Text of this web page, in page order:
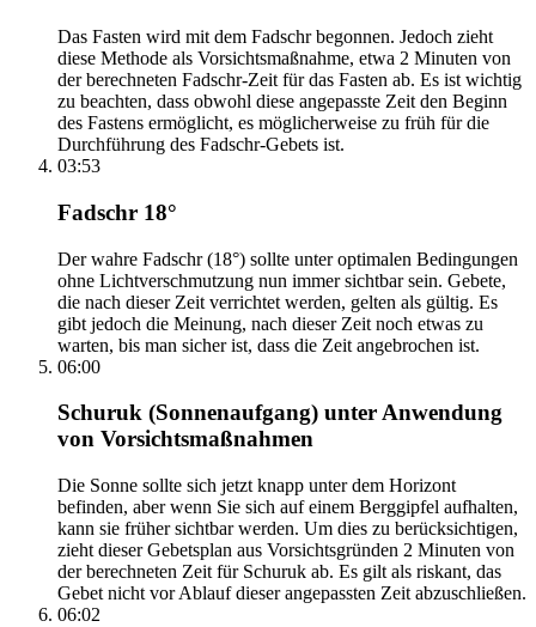
Das Fasten wird mit dem Fadschr begonnen. Jedoch zieht
diese Methode als Vorsichtsmaßnahme, etwa 2 Minuten von
der berechneten Fadschr-Zeit für das Fasten ab. Es ist wichtig
zu beachten, dass obwohl diese angepasste Zeit den Beginn
des Fastens ermöglicht, es möglicherweise zu früh für die
Durchführung des Fadschr-Gebets ist.
03:53
Fadschr 18°
Der wahre Fadschr (18°) sollte unter optimalen Bedingungen
ohne Lichtverschmutzung nun immer sichtbar sein. Gebete,
die nach dieser Zeit verrichtet werden, gelten als gültig. Es
gibt jedoch die Meinung, nach dieser Zeit noch etwas zu
warten, bis man sicher ist, dass die Zeit angebrochen ist.
06:00
Schuruk (Sonnenaufgang) unter Anwendung
von Vorsichtsmaßnahmen
Die Sonne sollte sich jetzt knapp unter dem Horizont
befinden, aber wenn Sie sich auf einem Berggipfel aufhalten,
kann sie früher sichtbar werden. Um dies zu berücksichtigen,
zieht dieser Gebetsplan aus Vorsichtsgründen 2 Minuten von
der berechneten Zeit für Schuruk ab. Es gilt als riskant, das
Gebet nicht vor Ablauf dieser angepassten Zeit abzuschließen.
06:02